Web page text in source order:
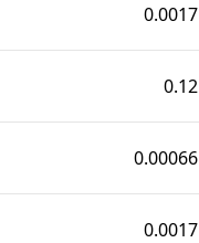
0.0017
0.12
0.00066
0.0017